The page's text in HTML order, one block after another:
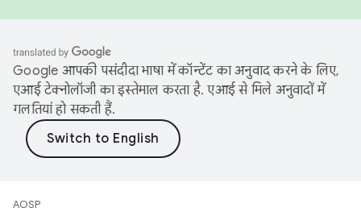
Google आपकी पसंदीदा भाषा में कॉन्टेंट का अनुवाद करने के लिए,
एआई टेक्नोलॉजी का इस्तेमाल करता है. एआई से मिले अनुवादों में
गलतियां हो सकती हैं.
AOSP